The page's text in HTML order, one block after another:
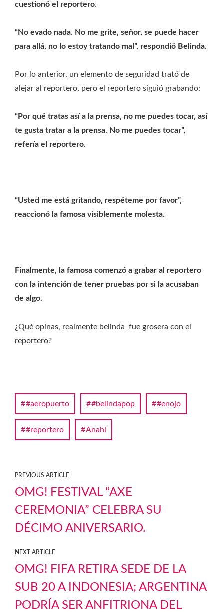
cuestionó el reportero.
“No evado nada. No me grite, señor, se puede hacer
para allá, no lo estoy tratando mal”, respondió Belinda.
Por lo anterior, un elemento de seguridad trató de
alejar al reportero, pero el reportero siguió grabando:
“Por qué tratas así a la prensa, no me puedes tocar, así
te gusta tratar a la prensa. No me puedes tocar”,
refería el reportero.
“Usted me está gritando, respéteme por favor”,
reaccionó la famosa visiblemente molesta.
Finalmente, la famosa comenzó a grabar al reportero
con la intención de tener pruebas por si la acusaban
de algo.
¿Qué opinas, realmente belinda fue grosera con el
reportero?
#aeropuerto #belindapop #enojo
#reportero Anahí
PREVIOUS ARTICLE
OMG! FESTIVAL “AXE
CEREMONIA” CELEBRA SU
DÉCIMO ANIVERSARIO.
NEXT ARTICLE
OMG! FIFA RETIRA SEDE DE LA
SUB 20 A INDONESIA; ARGENTINA
PODRÍA SER ANFITRIONA DEL